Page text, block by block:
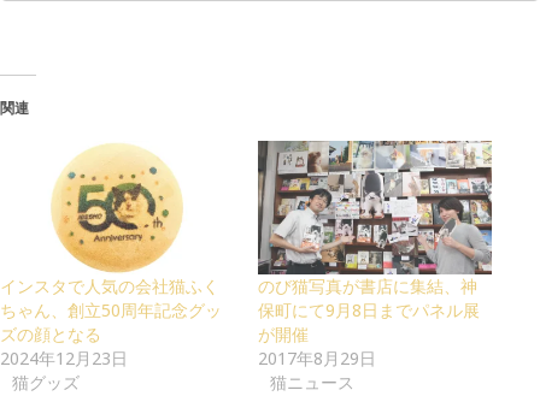
関連
インスタで人気の会社猫ふく
ちゃん、創立50周年記念グッ
ズの顔となる
2024年12月23日
猫グッズ
のび猫写真が書店に集結、神
保町にて9月8日までパネル展
が開催
2017年8月29日
猫ニュース